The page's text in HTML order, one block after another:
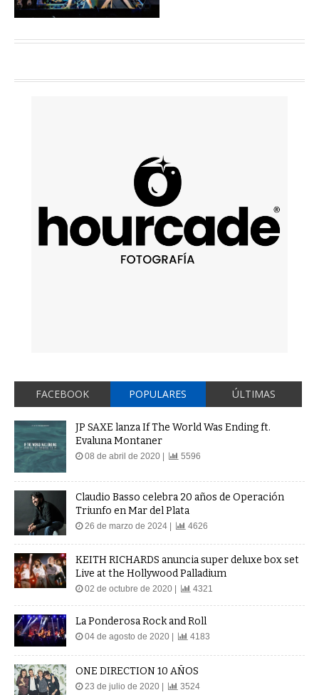
FACEBOOK POPULARES ÚLTIMAS
JP SAXE lanza If The World Was Ending ft.
Evaluna Montaner
08 de abril de 2020 | 5596
Claudio Basso celebra 20 años de Operación
Triunfo en Mar del Plata
26 de marzo de 2024 | 4626
KEITH RICHARDS anuncia super deluxe box set
Live at the Hollywood Palladium
02 de octubre de 2020 | 4321
La Ponderosa Rock and Roll
04 de agosto de 2020 | 4183
ONE DIRECTION 10 AÑOS
23 de julio de 2020 | 3524